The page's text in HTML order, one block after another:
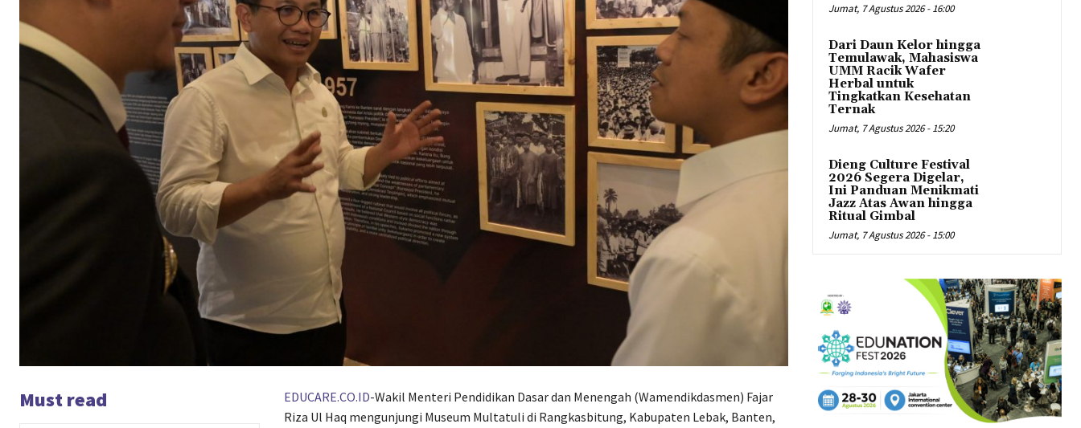
Must read EDUCARE.CO.ID-Wakil Menteri Pendidikan Dasar dan Menengah (Wamendikdasmen) Fajar
Riza Ul Haq mengunjungi Museum Multatuli di Rangkasbitung, Kabupaten Lebak, Banten,
Jumat, 7 Agustus 2026 - 16:00
Dari Daun Kelor hingga
Temulawak, Mahasiswa
UMM Racik Wafer
Herbal untuk
Tingkatkan Kesehatan
Ternak
Jumat, 7 Agustus 2026 - 15:20
Dieng Culture Festival
2026 Segera Digelar,
Ini Panduan Menikmati
Jazz Atas Awan hingga
Ritual Gimbal
Jumat, 7 Agustus 2026 - 15:00